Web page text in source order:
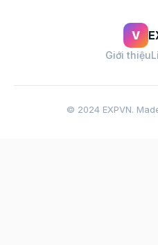
V
Giới thiệu
© 2024 EXPVN.